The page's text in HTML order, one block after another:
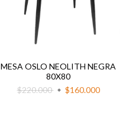
MESA OSLO NEOLITH NEGRA
80X80
$220.000
$160.000